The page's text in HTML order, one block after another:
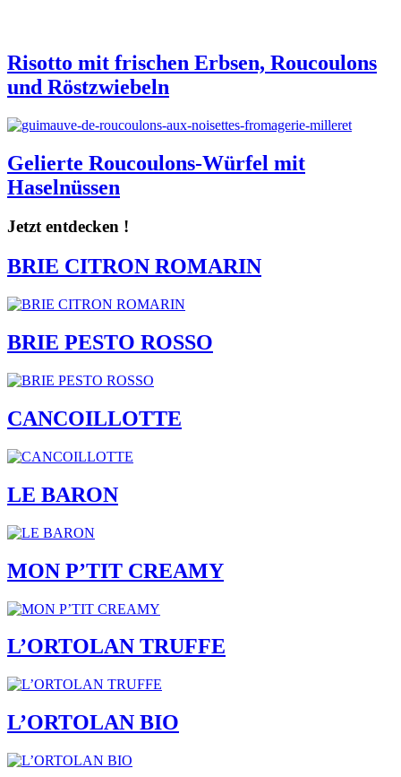
Risotto mit frischen Erbsen, Roucoulons
und Röstzwiebeln
Gelierte Roucoulons-Würfel mit
Haselnüssen
Jetzt entdecken !
BRIE CITRON ROMARIN
BRIE PESTO ROSSO
CANCOILLOTTE
LE BARON
MON P’TIT CREAMY
L’ORTOLAN TRUFFE
L’ORTOLAN BIO